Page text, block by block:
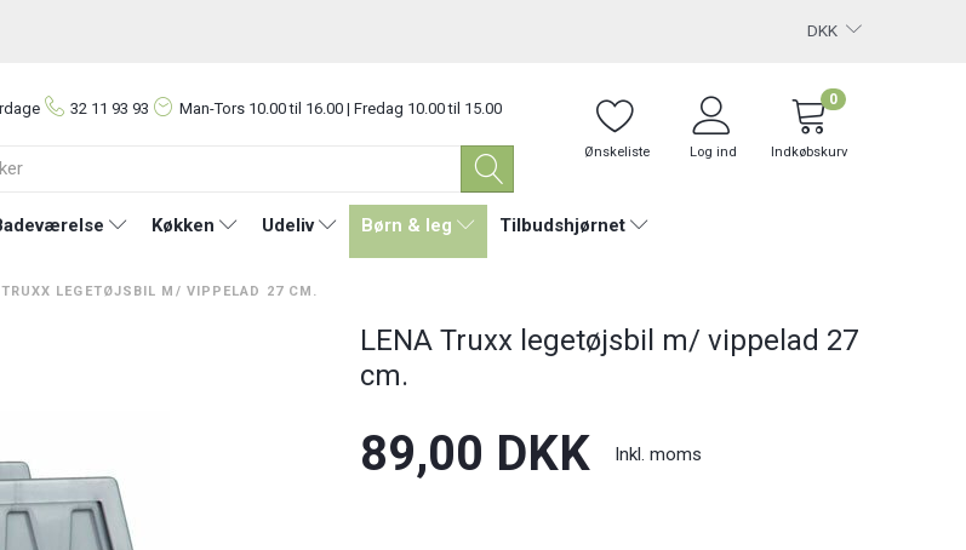
DKK
32 11 93 93 Man-Tors 10.00 til 16.00 | Fredag 10.00 til 15.00
Ønskeliste Log ind Indkøbskurv
0
Køkken Udeliv Børn & leg Tilbudshjørnet
LEGETØJSBIL M/ VIPPELAD 27 CM.
LENA Truxx legetøjsbil m/ vippelad 27
cm.
89,00 DKK Inkl. moms